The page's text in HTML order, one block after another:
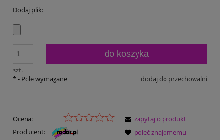
Dodaj plik:
szt.
do koszyka
dodaj do przechowalni
*- Pole wymagane
Ocena:
Producent:
zapytaj o produkt
poleć znajomemu